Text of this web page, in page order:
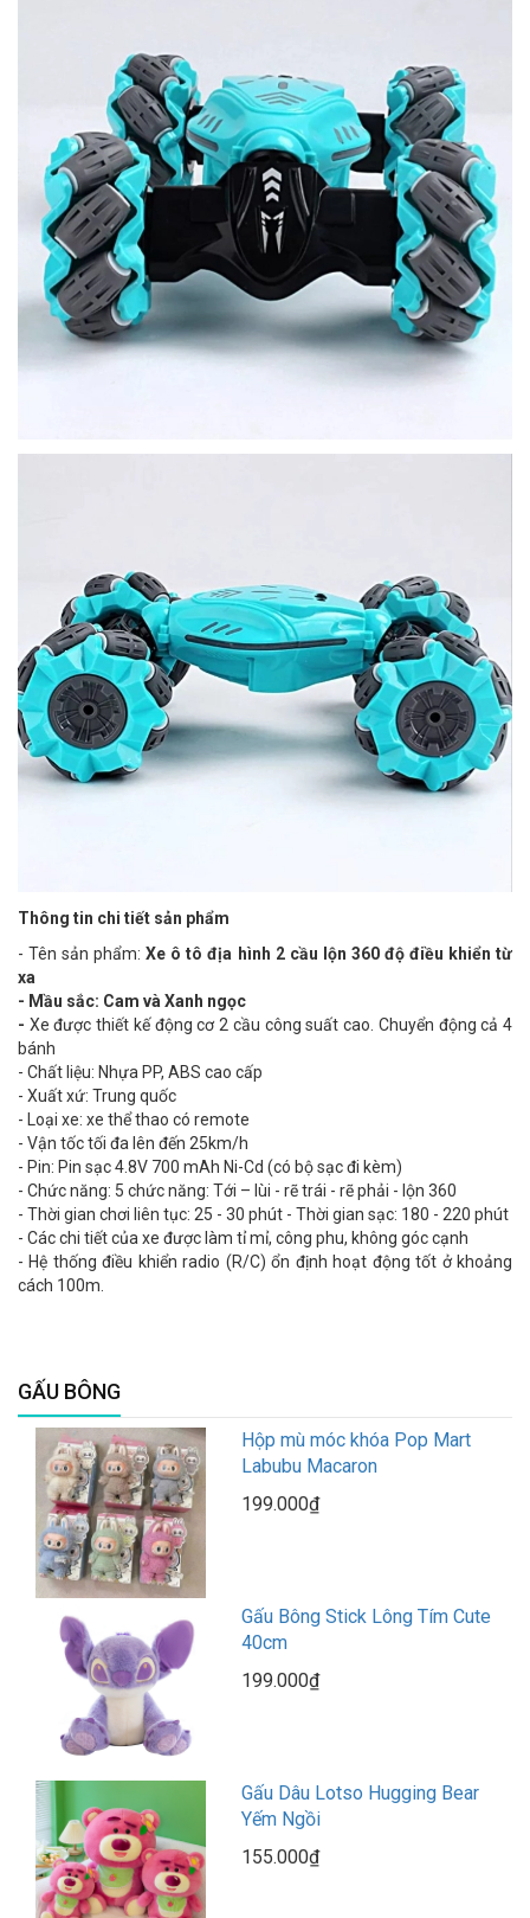
Thông tin chi tiết sản phẩm
- Tên sản phẩm:Xe ô tô địa hình 2 cầu lộn 360 độ điều khiển từ
xa
- Mầu sắc: Cam và Xanh ngọc
- Xe được thiết kế động cơ 2 cầu công suất cao. Chuyển động cả 4
bánh
- Chất liệu: Nhựa PP, ABS cao cấp
- Xuất xứ: Trung quốc
- Loại xe: xe thể thao có remote
- Vận tốc tối đa lên đến 25km/h
- Pin: Pin sạc 4.8V 700 mAh Ni-Cd (có bộ sạc đi kèm)
- Chức năng: 5 chức năng: Tới – lùi - rẽ trái - rẽ phải - lộn 360
- Thời gian chơi liên tục: 25 - 30 phút - Thời gian sạc: 180 - 220 phút
- Các chi tiết của xe được làm tỉ mỉ, công phu, không góc cạnh
- Hệ thống điều khiển radio (R/C) ổn định hoạt động tốt ở khoảng
cách 100m.
GẤU BÔNG
Hộp mù móc khóa Pop Mart
Labubu Macaron
199.000₫
Gấu Bông Stick Lông Tím Cute
40cm
199.000₫
Gấu Dâu Lotso Hugging Bear
Yếm Ngồi
155.000₫